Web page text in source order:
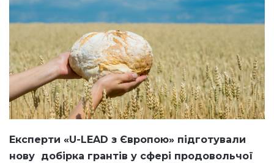
Експерти «U-LEAD з Європою» підготували
нову добірка грантів у сфері продовольчої